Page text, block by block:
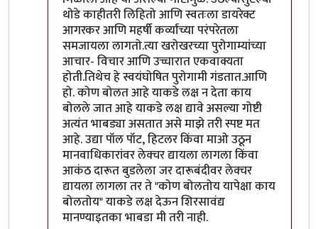
थोडे काहीतरी लिहितो आणि स्वतःला डायरेक्ट
आगरकर आणि महर्षी कर्व्यांच्या परंपरेतला
समजायला लागतो.त्या खरोखरच्या पुरोगाम्यांच्या
आचार- विचार आणि उच्चारात एकवाक्यता
होती.तिथेच हे स्वयंघोषित पुरोगामी गंडतात.आणि
हो. कोण बोलत आहे याकडे लक्ष न देता काय
बोलले जात आहे याकडे लक्ष द्यावे असल्या गोष्टी
अत्यंत भाबड्या असतात असे माझे तरी स्पष्ट मत
आहे. उद्या पॉल पॉट, हिटलर किंवा माओ उठून
मानवाधिकारांवर लेक्चर द्यायला लागला किंवा
आकंठ दारूत बुडलेला जर दारूबंदीवर लेक्चर
द्यायला लागला तर ते "कोण बोलतोय यापेक्षा काय
बोलतोय" याकडे लक्ष देऊन शिरसावंद्य
मानण्याइतका भाबडा मी तरी नाही.